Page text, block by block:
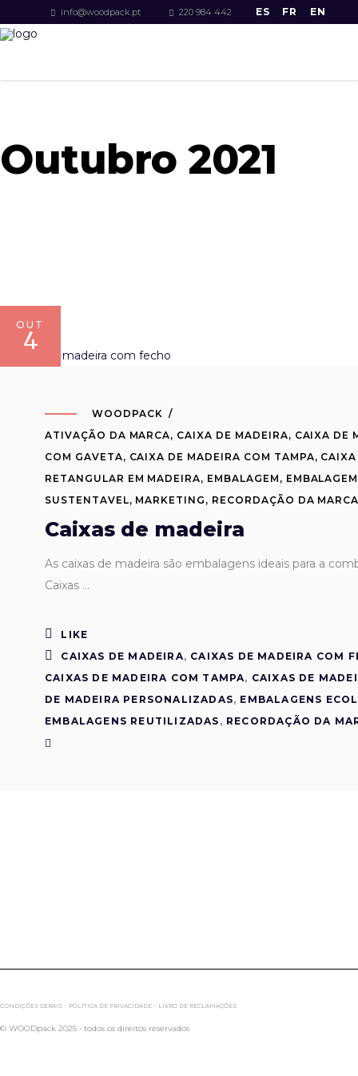
info@woodpack.pt 220 984 442 ES FR EN
Outubro 2021
OUT
4
WOODPACK
ATIVAÇÃO DA MARCA, CAIXA DE MADEIRA, CAIXA DE
COM GAVETA, CAIXA DE MADEIRA COM TAMPA,
RETANGULAR EM MADEIRA, EMBALAGEM ,
SUSTENTAVEL, MARKETING , RECORDAÇÃO DA
Caixas de madeira
As caixas de madeira são embalagens ideais para a
Caixas
LIKE
CAIXAS DE MADEIRA, CAIXAS DE MADEIRA COM
CAIXAS DE MADEIRA COM TAMPA, CAIXAS DE
DE MADEIRA PERSONALIZADAS, EMBALAGENS
EMBALAGENS REUTILIZADAS , RECORDAÇÃO DA
CONDIÇÕES GERAIS • POLÍTICA DE PRIVACIDADE • LIVRO DE RECLAMAÇÕES
© WOODpack 2025 • todos os direitos reservados